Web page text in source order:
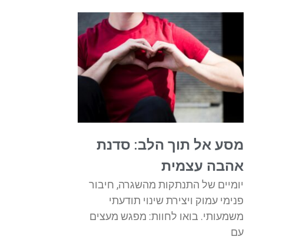
מסע אל תוך הלב: סדנת
אהבה עצמית
יומיים של התנתקות מהשגרה, חיבור
פנימי עמוק ויצירת שינוי תודעתי
משמעותי. בואו לחוות: מפגש מעצים
עם